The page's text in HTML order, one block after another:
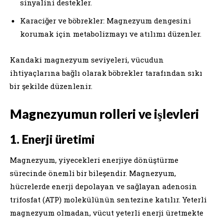
sinyalini destekler.
Karaciğer ve böbrekler: Magnezyum dengesini
korumak için metabolizmayı ve atılımı düzenler.
Kandaki magnezyum seviyeleri, vücudun
ihtiyaçlarına bağlı olarak böbrekler tarafından sıkı
bir şekilde düzenlenir.
Magnezyumun rolleri ve işlevleri
1. Enerji üretimi
Magnezyum, yiyecekleri enerjiye dönüştürme
sürecinde önemli bir bileşendir. Magnezyum,
hücrelerde enerji depolayan ve sağlayan adenosin
trifosfat (ATP) molekülünün sentezine katılır. Yeterli
magnezyum olmadan, vücut yeterli enerji üretmekte